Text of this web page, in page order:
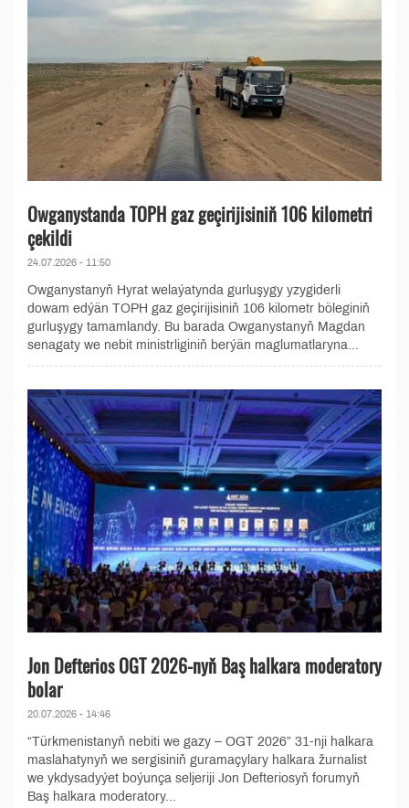
Owganystanda TOPH gaz geçirijisiniň 106 kilometri
çekildi
24.07.2026 - 11:50
Owganystanyň Hyrat welaýatynda gurluşygy yzygiderli
dowam edýän TOPH gaz geçirijisiniň 106 kilometr böleginiň
gurluşygy tamamlandy. Bu barada Owganystanyň Magdan
senagaty we nebit ministrliginiň berýän maglumatlaryna...
Jon Defterios OGT 2026-nyň Baş halkara moderatory
bolar
20.07.2026 - 14:46
“Türkmenistanyň nebiti we gazy – OGT 2026” 31-nji halkara
maslahatynyň we sergisiniň guramaçylary halkara žurnalist
we ykdysadyýet boýunça seljeriji Jon Defteriosyň forumyň
Baş halkara moderatory...